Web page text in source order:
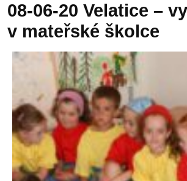
08-06-20 Velatice –
v mateřské školce